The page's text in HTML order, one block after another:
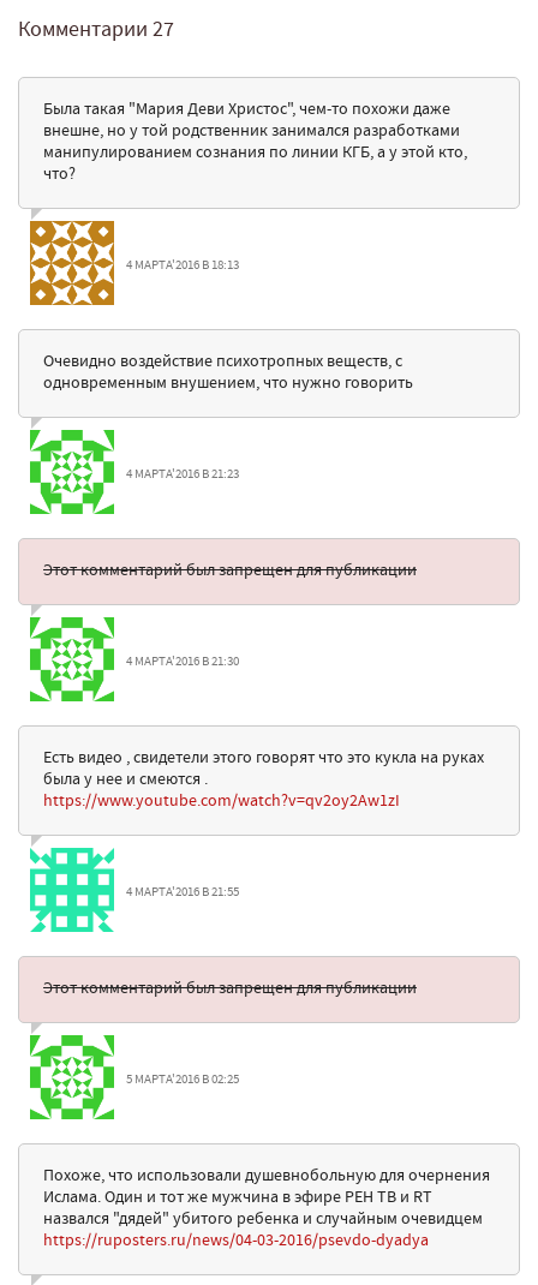
Комментарии 27
Была такая "Мария Деви Христос", чем-то похожи даже
внешне, но у той родственник занимался разработками
манипулированием сознания по линии КГБ, а у этой кто,
что?
4 МАРТА'2016 В 18:13
Очевидно воздействие психотропных веществ, с
одновременным внушением, что нужно говорить
4 МАРТА'2016 В 21:23
Этот комментарий был запрещен для публикации
4 МАРТА'2016 В 21:30
Есть видео , свидетели этого говорят что это кукла на руках
была у нее и смеются .
https://www.youtube.com/watch?v=qv2oy2Aw1zI
4 МАРТА'2016 В 21:55
Этот комментарий был запрещен для публикации
5 МАРТА'2016 В 02:25
Похоже, что использовали душевнобольную для очернения
Ислама. Один и тот же мужчина в эфире РЕН ТВ и RT
назвался "дядей" убитого ребенка и случайным очевидцем
https://ruposters.ru/news/04-03-2016/psevdo-dyadya